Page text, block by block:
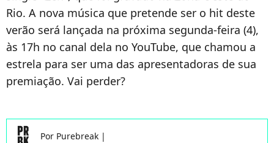
Rio. A nova música que pretende ser o hit deste
verão será lançada na próxima segunda-feira (4),
às 17h no canal dela no YouTube, que chamou a
estrela para ser uma das apresentadoras de sua
premiação. Vai perder?
Por Purebreak |